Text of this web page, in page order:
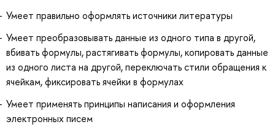
Умеет правильно оформлять источники литературы
Умеет преобразовывать данные из одного типа в другой,
вбивать формулы, растягивать формулы, копировать данные
из одного листа на другой, переключать стили обращения к
ячейкам, фиксировать ячейки в формулах
Умеет применять принципы написания и оформления
электронных писем